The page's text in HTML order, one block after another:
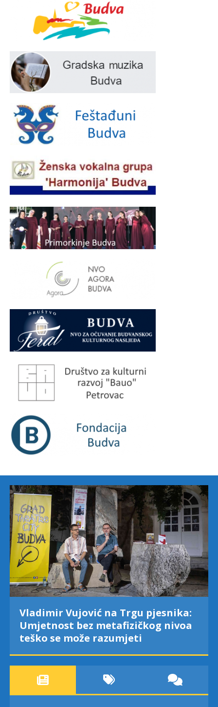
Vladimir Vujović na Trgu pjesnika:
Umjetnost bez metafizičkog nivoa
teško se može razumjeti